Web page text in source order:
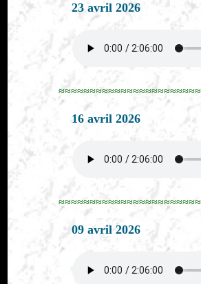
23 avril 2026
16 avril 2026
09 avril 2026